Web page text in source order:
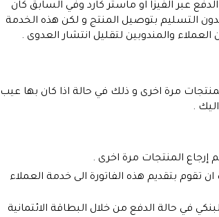
عبر الفيزا او ماستر كارد وفي السابق كان
التسليم بتوصيل المنتج و لكن هذه الخدمة
والمندوبين لتقليل انتشار العدوى .
مرة اخرى و ذلك في حالة اذا كان بها عيب
.
إرجاع المنتجات مرة اخرى .
تقوم بتقديم هذه الفاتورة الى خدمة العملاء
في حالة الدفع من خلال البطاقة الائتمانية